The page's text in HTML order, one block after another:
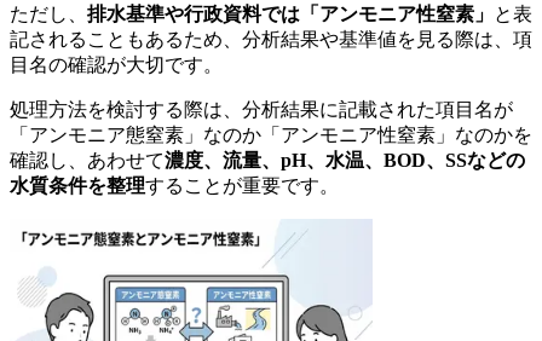
ただし、 排水基準や行政資料では「アンモニア性窒素」 と表
記されることもあるため、分析結果や基準値を見る際は、項
目名の確認が大切です。
処理方法を検討する際は、分析結果に記載された項目名が
「アンモニア態窒素」なのか「アンモニア性窒素」なのかを
確認し、あわせて濃度、流量、pH、水温、BOD、SSなどの
水質条件を整理することが重要です。